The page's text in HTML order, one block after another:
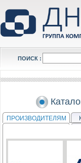
ПОИСК :
ПРОИЗВОДИТЕЛЯМ